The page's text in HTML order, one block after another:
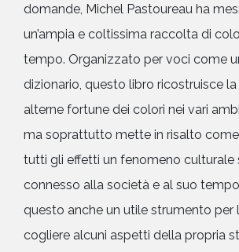
domande, Michel Pastoureau ha
un’ampia e coltissima raccolta di
tempo. Organizzato per voci come
dizionario, questo libro ricostruisce
alterne fortune dei colori nei vari
ma soprattutto mette in risalto
tutti gli effetti un fenomeno
connesso alla società e al suo
questo anche un utile strumento per
cogliere alcuni aspetti della propria